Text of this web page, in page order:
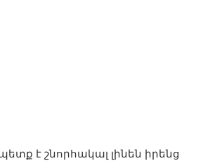
է շնորհակալ լինեն իրենց